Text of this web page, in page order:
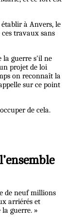
à Anvers, le
travaux sans
la guerre s'il ne
projet de loi
on reconnaît la
sur ce point
de cela.
de neuf millions
arriérés et
guerre. »